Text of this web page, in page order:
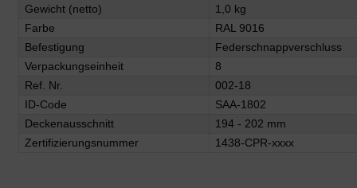
Gewicht (netto)
1,0 kg
Farbe
RAL 9016
Befestigung
Federschnappverschluss
Verpackungseinheit
8
Ref. Nr.
002-18
ID-Code
SAA-1802
Deckenausschnitt
194 - 202 mm
Zertifizierungsnummer
1438-CPR-xxxx